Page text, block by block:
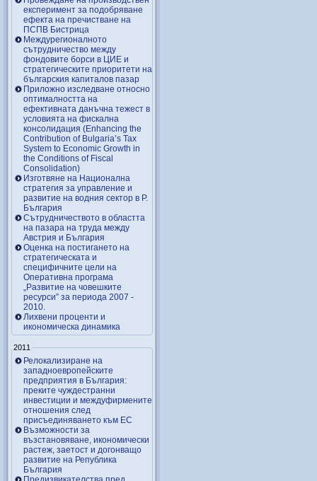
експеримент за подобряване
ефекта на пречистване на
ПСПВ Бистрица
Междурегионалното
сътрудничество между
фондовите борси в ЦИЕ и
стратегическите приоритети на
българския капиталов пазар
Приложно изследване относно
оптималността на
ефективната данъчна тежест в
условията на фискална
консолидация (Enhancing the
Contribution of Bulgaria’s Tax
System to Economic Growth in
the Conditions of Fiscal
Consolidation)
Изготвяне на Национална
стратегия за управление и
развитие на водния сектор в Р.
България
Сътрудничеството в областта
на пазара на труда между
Австрия и България
Оценка на постигането на
стратегическата и
специфичните цели на
Оперативна програма
„Развитие на човешките
ресурси” за периода 2007 ‑
2010.
Лихвени проценти и
икономическа динамика
2011
Релокализиране на
западноевропейските
предприятия в България:
преките чуждестранни
инвестиции и междуфирмените
отношения след
присъединяването към ЕС
Възможности за
възстановяване, икономически
растеж, заетост и догонващо
развитие на Република
България